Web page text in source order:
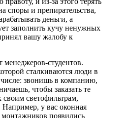
споры и препирательства,
деньги, а
заполнить кучу ненужных
вашу жалобу к
менеджеров-студентов.
сталкиваются люди в
звонишь в компанию,
чтобы заказать те
светофильтрам,
у вас оконная
появились